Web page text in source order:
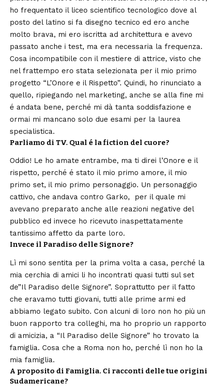
ho frequentato il liceo scientifico tecnologico dove al
posto del latino si fa disegno tecnico ed ero anche
molto brava, mi ero iscritta ad architettura e avevo
passato anche i test, ma era necessaria la frequenza.
Cosa incompatibile con il mestiere di attrice, visto che
nel frattempo ero stata selezionata per il mio primo
progetto “L’Onore e il Rispetto”. Quindi, ho rinunciato a
quello, ripiegando nel marketing, anche se alla fine mi
é andata bene, perché mi dà tanta soddisfazione e
ormai mi mancano solo due esami per la laurea
specialistica.
Parliamo di TV. Qual é la fiction del cuore?
Oddio! Le ho amate entrambe, ma ti direi l’Onore e il
rispetto, perché é stato il mio primo amore, il mio
primo set, il mio primo personaggio. Un personaggio
cattivo, che andava contro Garko, per il quale mi
avevano preparato anche alle reazioni negative del
pubblico ed invece ho ricevuto inaspettatamente
tantissimo affetto da parte loro.
Invece il Paradiso delle Signore?
Lì mi sono sentita per la prima volta a casa, perché la
mia cerchia di amici li ho incontrati quasi tutti sul set
de”Il Paradiso delle Signore”. Soprattutto per il fatto
che eravamo tutti giovani, tutti alle prime armi ed
abbiamo legato subito. Con alcuni di loro non ho più un
buon rapporto tra colleghi, ma ho proprio un rapporto
di amicizia, a “Il Paradiso delle Signore” ho trovato la
famiglia. Cosa che a Roma non ho, perché lì non ho la
mia famiglia.
A proposito di Famiglia. Ci racconti delle tue origini
Sudamericane?